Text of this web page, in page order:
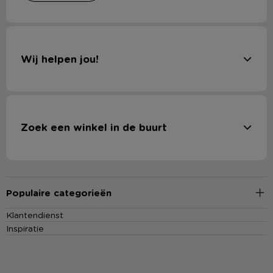
Wij helpen jou!
Zoek een winkel in de buurt
Populaire categorieën
Klantendienst
Inspiratie